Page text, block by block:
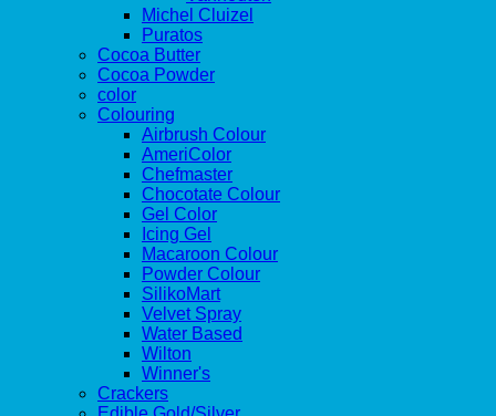
Michel Cluizel
Puratos
Cocoa Butter
Cocoa Powder
color
Colouring
Airbrush Colour
AmeriColor
Chefmaster
Chocotate Colour
Gel Color
Icing Gel
Macaroon Colour
Powder Colour
SilikoMart
Velvet Spray
Water Based
Wilton
Winner's
Crackers